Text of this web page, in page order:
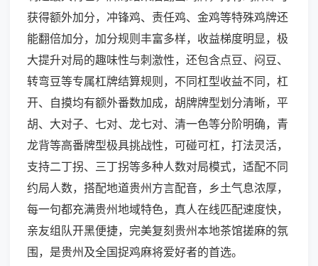
获得额外加分，冲锋鸡、责任鸡、金鸡等特殊鸡牌还
能翻倍加分，加分规则丰富多样，收益梯度明显，极
大提升对局的趣味性与刺激性，还包含点豆、闷豆、
转弯豆等专属杠牌结算规则，不同杠型收益不同，杠
开、自摸均有额外番数加成，胡牌牌型划分清晰，平
胡、大对子、七对、龙七对、清一色等分阶明确，青
龙背等高番牌型极具挑战性，可碰可杠，打法灵活，
支持二丁拐、三丁拐等多种人数对局模式，适配不同
约局人数，搭配地道贵州方言配音，乡土气息浓厚，
每一句都充满贵州地域特色，真人在线匹配速度快，
亲友组队开黑便捷，完美复刻贵州本地茶馆搓麻的氛
围，是贵州及全国捉鸡麻将爱好者的首选。